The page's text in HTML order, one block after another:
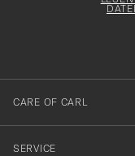
dig
till
vårt
nyhetsbrev!
CARE OF CARL
SERVICE